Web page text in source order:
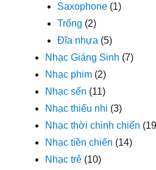
Saxophone (1)
Trống (2)
Đĩa nhựa (5)
Nhạc Giáng Sinh (7)
Nhạc phim (2)
Nhạc sến (11)
Nhạc thiếu nhi (3)
Nhạc thời chinh chiến
Nhạc tiền chiến (14)
Nhạc trẻ (10)